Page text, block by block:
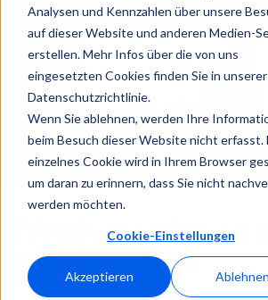
Analysen und Kennzahlen über unsere
auf dieser Website und anderen Medien-
erstellen. Mehr Infos über die von uns
eingesetzten Cookies finden Sie in unserer
Datenschutzrichtlinie.
Wenn Sie ablehnen, werden Ihre
beim Besuch dieser Website nicht erfasst.
einzelnes Cookie wird in Ihrem Browser
um daran zu erinnern, dass Sie nicht
werden möchten.
Cookie-Einstellungen
Akzeptieren Ablehnen
l’Analyse vidéo
à l’AJ Auxerre